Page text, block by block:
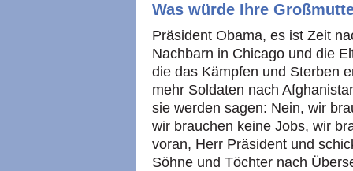
Was würde Ihre
Präsident Obama, es ist Zeit
Nachbarn in Chicago und die
die das Kämpfen und Sterben
mehr Soldaten nach
sie werden sagen: Nein, wir
wir brauchen keine Jobs, wir
voran, Herr Präsident und
Söhne und Töchter nach